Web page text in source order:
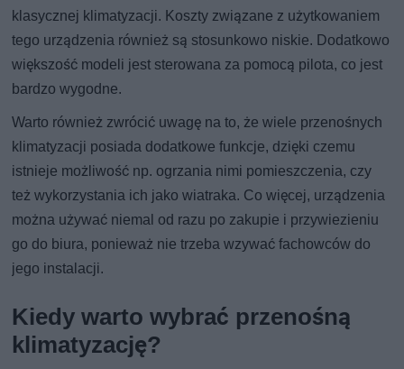
klasycznej klimatyzacji. Koszty związane z użytkowaniem
tego urządzenia również są stosunkowo niskie. Dodatkowo
większość modeli jest sterowana za pomocą pilota, co jest
bardzo wygodne.
Warto również zwrócić uwagę na to, że wiele przenośnych
klimatyzacji posiada dodatkowe funkcje, dzięki czemu
istnieje możliwość np. ogrzania nimi pomieszczenia, czy
też wykorzystania ich jako wiatraka. Co więcej, urządzenia
można używać niemal od razu po zakupie i przywiezieniu
go do biura, ponieważ nie trzeba wzywać fachowców do
jego instalacji.
Kiedy warto wybrać przenośną
klimatyzację?